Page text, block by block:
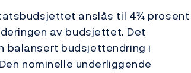
anslås til 4¾ prosent
av budsjettet. Det
budsjettendring i
nominelle underliggende